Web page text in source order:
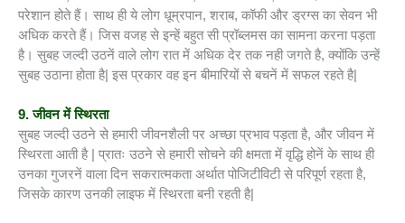
परेशान होते हैं। साथ ही ये लोग धूम्रपान, शराब, कॉफी और ड्रग्स का सेवन भी
अधिक करते हैं। जिस वजह से इन्हें बहुत सी प्रॉब्लमस का सामना करना पड़ता
है। सुबह जल्दी उठनें वाले लोग रात में अधिक देर तक नही जगते है, क्योंकि उन्हें
सुबह उठाना होता है| इस प्रकार वह इन बीमारियों से बचनें में सफल रहते है|
9. जीवन में स्थिरता
सुबह जल्दी उठने से हमारी जीवनशैली पर अच्छा प्रभाव पड़ता है, और जीवन में
स्थिरता आती है | प्रातः उठने से हमारी सोचने की क्षमता में वृद्धि होनें के साथ ही
उनका गुजरनें वाला दिन सकरात्मकता अर्थात पोजिटीविटी से परिपूर्ण रहता है,
जिसके कारण उनकी लाइफ में स्थिरता बनी रहती है|